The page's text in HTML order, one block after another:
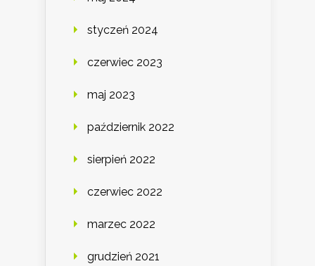
styczeń 2024
czerwiec 2023
maj 2023
październik 2022
sierpień 2022
czerwiec 2022
marzec 2022
grudzień 2021